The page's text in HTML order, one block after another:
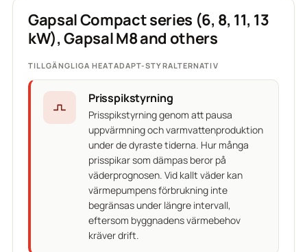
Gapsal Compact series (6, 8, 11, 13
kW), Gapsal M8 and others
TILLGÄNGLIGA HEATADAPT-STYRALTERNATIV
Prisspikstyrning
Prisspikstyrning genom att pausa
uppvärmning och varmvattenproduktion
under de dyraste tiderna. Hur många
prisspikar som dämpas beror på
väderprognosen. Vid kallt väder kan
värmepumpens förbrukning inte
begränsas under längre intervall,
eftersom byggnadens värmebehov
kräver drift.